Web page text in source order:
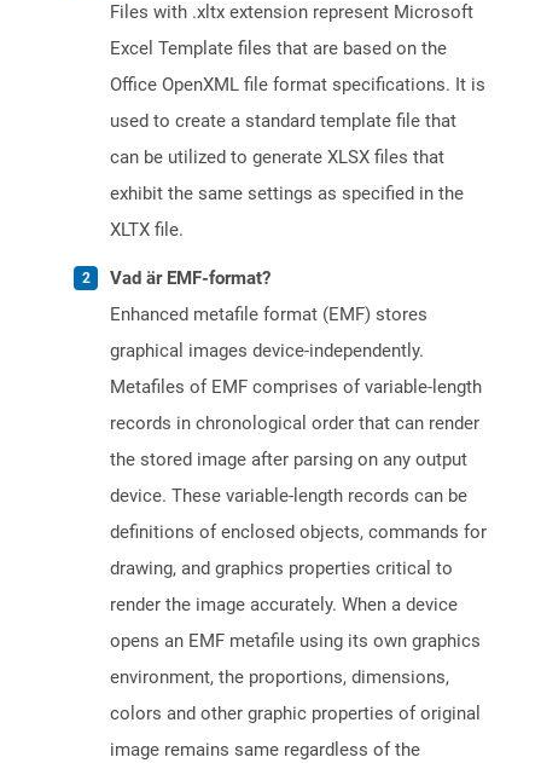
Files with .xltx extension represent Microsoft
Excel Template files that are based on the
Office OpenXML file format specifications. It is
used to create a standard template file that
can be utilized to generate XLSX files that
exhibit the same settings as specified in the
XLTX file.
Vad är EMF-format?
Enhanced metafile format (EMF) stores
graphical images device-independently.
Metafiles of EMF comprises of variable-length
records in chronological order that can render
the stored image after parsing on any output
device. These variable-length records can be
definitions of enclosed objects, commands for
drawing, and graphics properties critical to
render the image accurately. When a device
opens an EMF metafile using its own graphics
environment, the proportions, dimensions,
colors and other graphic properties of original
image remains same regardless of the